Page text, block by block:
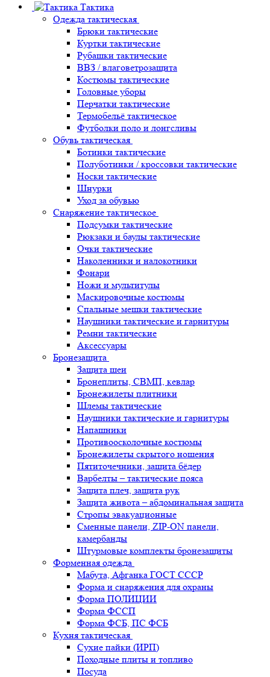
Тактика
Одежда тактическая
Брюки тактические
Куртки тактические
Рубашки тактические
ВВЗ / влаговетрозащита
Костюмы тактические
Головные уборы
Перчатки тактические
Термобельё тактическое
Футболки поло и лонгсливы
Обувь тактическая
Ботинки тактические
Полуботинки / кроссовки тактические
Носки тактические
Шнурки
Уход за обувью
Снаряжение тактическое
Подсумки тактические
Рюкзаки и баулы тактические
Очки тактические
Наколенники и налокотники
Фонари
Ножи и мультитулы
Маскировочные костюмы
Спальные мешки тактические
Наушники тактические и гарнитуры
Ремни тактические
Аксессуары
Бронезащита
Защита шеи
Бронеплиты, СВМП, кевлар
Бронежилеты плитники
Шлемы тактические
Наушники тактические и гарнитуры
Напашники
Противоосколочные костюмы
Бронежилеты скрытого ношения
Пятиточечники, защита бёдер
Варбелты – тактические пояса
Защита плеч, защита рук
Защита живота – абдоминальная защита
Стропы эвакуационные
Сменные панели, ZIP-ON панели,
камербанды
Штурмовые комплекты бронезащиты
Форменная одежда
Мабута, Афганка ГОСТ СССР
Форма и снаряжения для охраны
Форма ПОЛИЦИИ
Форма ФССП
Форма ФСБ, ПС ФСБ
Кухня тактическая
Сухие пайки (ИРП)
Походные плиты и топливо
Посуда